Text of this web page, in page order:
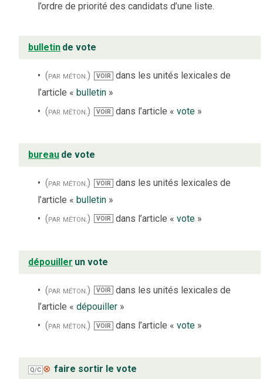
l’ordre de priorité des candidats d’une liste.
bulletin de vote
(par méton.) VOIR dans les unités lexicales de
l’article « bulletin »
(par méton.)
VOIR dans l’article « vote»
bureau de vote
(par méton.) VOIR dans les unités lexicales de
l’article « bulletin »
(par méton.)
VOIR dans l’article « vote»
dépouiller un vote
(par méton.) VOIR
dans les unités lexicales de
l’article « dépouiller »
(par méton.)
VOIR dans l’article « vote»
Q/C ⊗ faire sortir le vote